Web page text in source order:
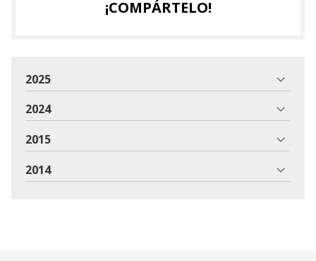
¡COMPÁRTELO!
2025
2024
2015
2014